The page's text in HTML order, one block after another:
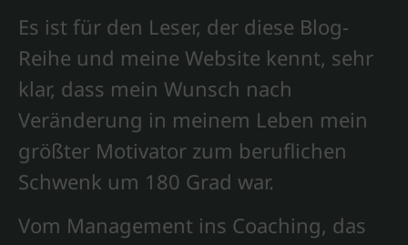
Es ist für den Leser, der diese Blog-
Reihe und meine Website kennt, sehr
klar, dass mein Wunsch nach
Veränderung in meinem Leben mein
größter Motivator zum beruflichen
Schwenk um 180 Grad war.
Vom Management ins Coaching, das